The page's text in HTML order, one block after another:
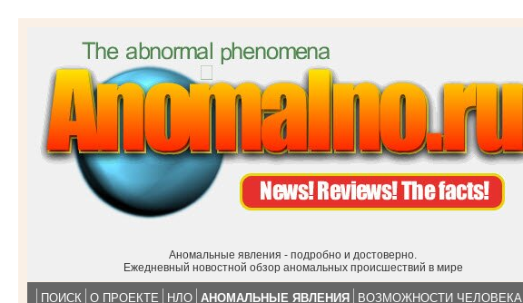
Аномальные явления - подробно и достоверно.
Ежедневный новостной обзор аномальных происшествий в мире
ПОИСК О ПРОЕКТЕ НЛО АНОМАЛЬНЫЕ ЯВЛЕНИЯ ВОЗМОЖНОСТИ ЧЕЛОВЕКА